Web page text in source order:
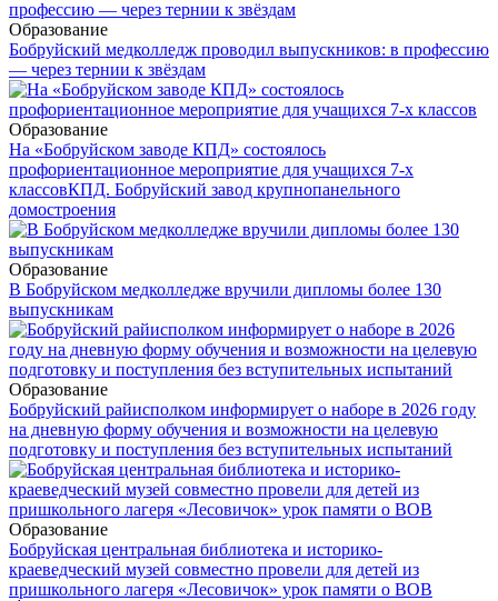
Образование
Бобруйский медколледж проводил выпускников: в профессию
— через тернии к звёздам
Образование
На «Бобруйском заводе КПД» состоялось
профориентационное мероприятие для учащихся 7-х
классовКПД. Бобруйский завод крупнопанельного
домостроения
Образование
В Бобруйском медколледже вручили дипломы более 130
выпускникам
Образование
Бобруйский райисполком информирует о наборе в 2026 году
на дневную форму обучения и возможности на целевую
подготовку и поступления без вступительных испытаний
Образование
Бобруйская центральная библиотека и историко-
краеведческий музей совместно провели для детей из
пришкольного лагеря «Лесовичок» урок памяти о ВОВ